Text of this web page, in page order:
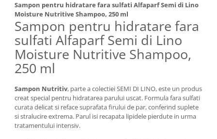
Sampon pentru hidratare fara sulfati Alfaparf Semi di Lino
Moisture Nutritive Shampoo, 250 ml
Sampon pentru hidratare fara
sulfati Alfaparf Semi di Lino
Moisture Nutritive Shampoo,
250 ml
Sampon Nutritiv, parte a colectiei SEMI DI LINO, este un produs
creat special pentru hidratarea parului uscat. Formula fara sulfati
curata delicat si reface suprafata firului de par, conferind suplete
si stralucire extrema. Parul isi recapata lipidele pierdute in urma
tratamentului intensiv.